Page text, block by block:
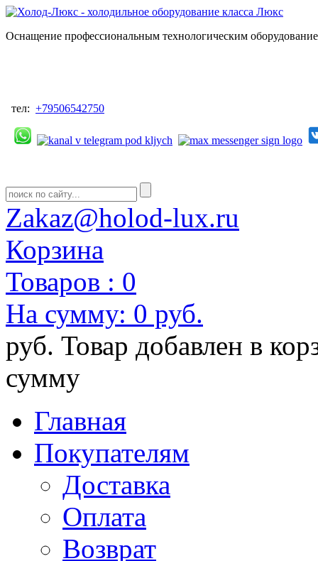
Оснащение профессиональным технологическим
тел: +79506542750
Zakaz@holod-lux.ru
Корзина
Товаров : 0
На сумму: 0 руб.
руб. Товар добавлен в
сумму
Главная
Покупателям
Доставка
Оплата
Возврат